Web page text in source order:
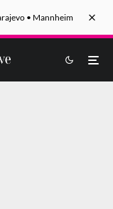
• Mannheim